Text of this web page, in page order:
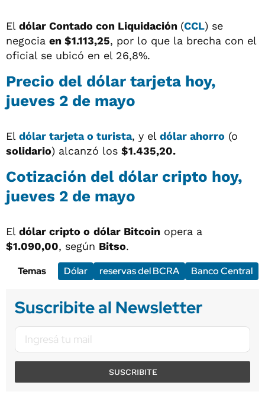
El dólar Contado con Liquidación (CCL) se
negocia en $1.113,25, por lo que la brecha con el
oficial se ubicó en el 26,8%.
Precio del dólar tarjeta hoy,
jueves 2 de mayo
El dólar tarjeta o turista, y el dólar ahorro (o
solidario) alcanzó los $1.435,20.
Cotización del dólar cripto hoy,
jueves 2 de mayo
El dólar cripto o dólar Bitcoin opera a
$1.090,00, según Bitso.
Temas
Dólar reservas del BCRA Banco Central
Suscribite al Newsletter
SUSCRIBITE